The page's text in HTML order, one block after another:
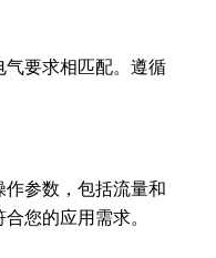
要求相匹配。遵循
参数，包括流量和
您的应用需求。